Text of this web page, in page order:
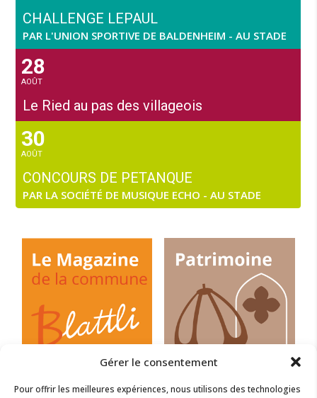
Gérer le consentement
Pour offrir les meilleures expériences, nous utilisons des technologies
CHALLENGE LEPAUL
PAR L'UNION SPORTIVE DE BALDENHEIM - AU STADE
28
AOÛT
Le Ried au pas des villageois
30
AOÛT
CONCOURS DE PETANQUE
PAR LA SOCIÉTÉ DE MUSIQUE ECHO - AU STADE